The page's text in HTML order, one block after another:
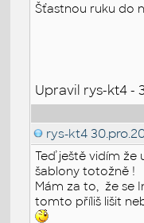
Šťastnou ruku do
Upravil rys-kt4 -
rys-kt4
Teď ještě vidím že
šablony totožně !
Mám za to, že se
tomto příliš lišit